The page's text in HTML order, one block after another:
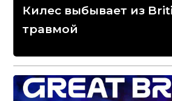
Килес выбывает из
травмой